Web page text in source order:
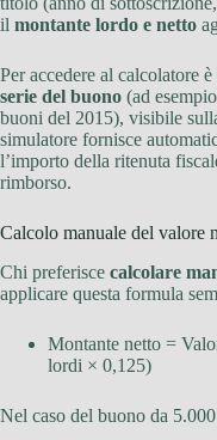
il montante lordo e netto
Per accedere al calcolatore
serie del buono (ad
buoni del 2015), visibile
simulatore fornisce
l’importo della ritenuta
rimborso.
Calcolo manuale del valore
Chi preferisce calcolare
applicare questa formula
Montante netto =
lordi × 0,125)
Nel caso del buono da